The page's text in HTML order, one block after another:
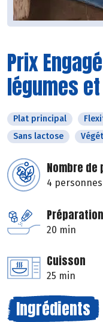
Prix
légumes
Plat principal
Sans lactose
Nombre
4 personnes
Préparation
20 min
Cuisson
25 min
Ingrédients